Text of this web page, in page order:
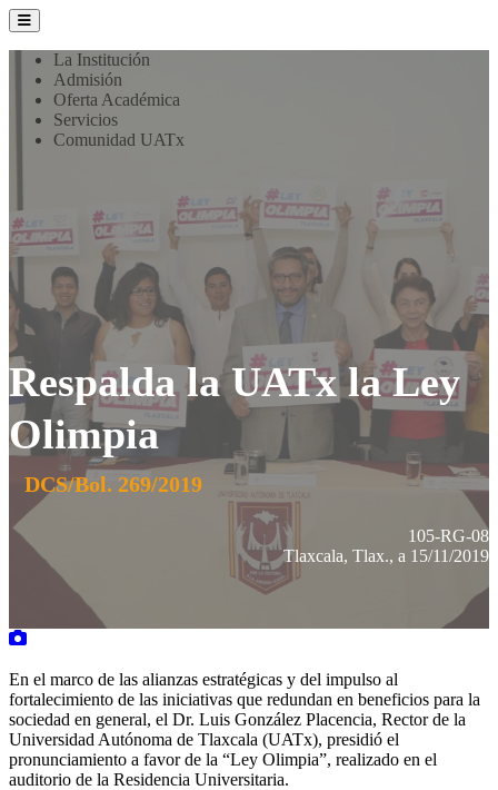
La Institución
Admisión
Oferta Académica
Servicios
Comunidad UATx
Respalda la UATx la Ley
Olimpia
DCS/Bol. 269/2019
105-RG-08
Tlaxcala, Tlax., a 15/11/2019
En el marco de las alianzas estratégicas y del impulso al
fortalecimiento de las iniciativas que redundan en beneficios para la
sociedad en general, el Dr. Luis González Placencia, Rector de la
Universidad Autónoma de Tlaxcala (UATx), presidió el
pronunciamiento a favor de la “Ley Olimpia”, realizado en el
auditorio de la Residencia Universitaria.